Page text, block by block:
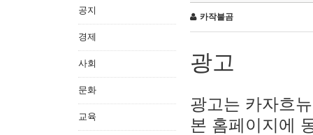
공지
경제
사회
문화
교육
카작불곰
광고
광고는 카자흐
본 홈페이지에